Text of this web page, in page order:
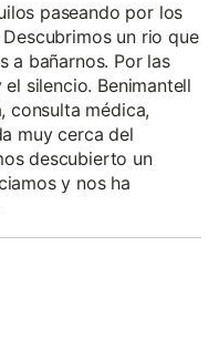
paseando por los
un rio que
a bañarnos. Por las
silencio. Benimantell
consulta médica,
muy cerca del
descubierto un
y nos ha